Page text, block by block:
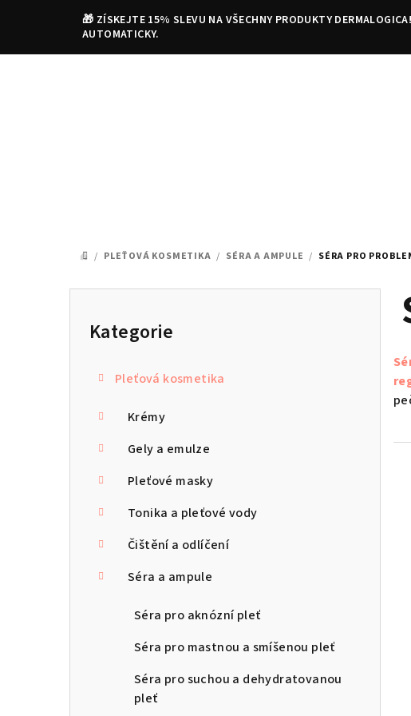
🎁 ZÍSKEJTE 15% SLEVU NA VŠECHNY PRODUKTY
AUTOMATICKY.
DOMŮ
/ PLEŤOVÁ KOSMETIKA / SÉRA A AMPULE / SÉRA PRO
Přeskočit
Kategorie
Pleťová kosmetika
Krémy
Gely a emulze
Pleťové masky
Tonika a pleťové vody
Čištění a odlíčení
Séra a ampule
Séra pro aknózní pleť
Séra pro mastnou a smíšenou pleť
Séra pro suchou a dehydratovanou
pleť